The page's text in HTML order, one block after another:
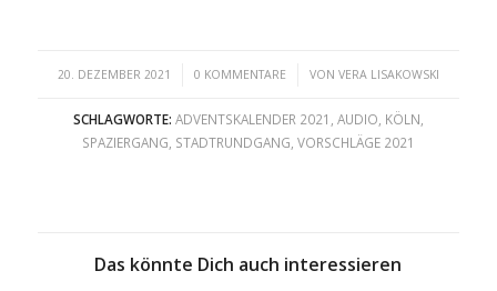
20. DEZEMBER 2021
/ 0 KOMMENTARE
/ VON VERA LISAKOWSKI
SCHLAGWORTE: ADVENTSKALENDER 2021 AUDIO KÖLN
SPAZIERGANG STADTRUNDGANG VORSCHLÄGE 2021
Das könnte Dich auch interessieren